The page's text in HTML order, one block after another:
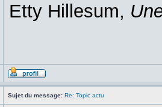
Etty Hillesum,
Sujet du message: Re: Topic actu